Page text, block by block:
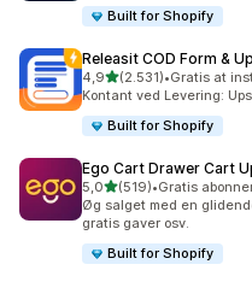
Built for Shopify
Releasit COD Form &
4,9ud af 5 stjerner
(2.531)
2531 anmeldelser i alt
•Gratis at
Kontant ved Levering:
Built for Shopify
Ego Cart Drawer Cart
5,0ud af 5 stjerner
(519)
519 anmeldelser i alt
•Gratis
Øg salget med en
gratis gaver osv.
Built for Shopify